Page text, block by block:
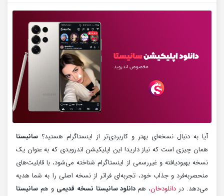
آیا به دنبال نسخه‌ای بهتر و کاربردی‌تر از اینستاگرام هستید؟ سانیستا
همان چیزی است که نیاز دارید! این اپلیکیشن اندرویدی که به عنوان یک
نسخه بهبودیافته و غیررسمی از اینستاگرام شناخته می‌شود، با قابلیت‌های
منحصربه‌فرد و جذاب خود، تجربه‌ای فراتر از نسخه اصلی را به شما هدیه
می‌دهد. در دانلودخان، هم دانلود سانیستا نسخه قدیمی و هم سانیستا